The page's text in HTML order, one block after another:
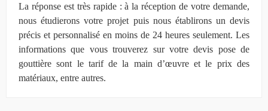
La réponse est très rapide : à la réception de votre demande,
nous étudierons votre projet puis nous établirons un devis
précis et personnalisé en moins de 24 heures seulement. Les
informations que vous trouverez sur votre devis pose de
gouttière sont le tarif de la main d’œuvre et le prix des
matériaux, entre autres.